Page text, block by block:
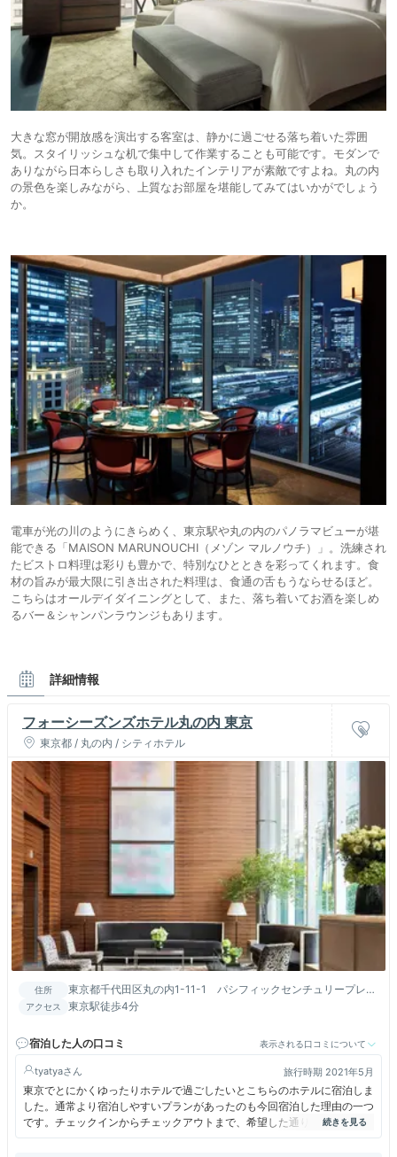
大きな窓が開放感を演出する客室は、静かに過ごせる落ち着いた雰囲
気。スタイリッシュな机で集中して作業することも可能です。モダンで
ありながら日本らしさも取り入れたインテリアが素敵ですよね。丸の内
の景色を楽しみながら、上質なお部屋を堪能してみてはいかがでしょう
か。
電車が光の川のようにきらめく、東京駅や丸の内のパノラマビューが堪
能できる「MAISON MARUNOUCHI（メゾン マルノウチ）」。洗練され
たビストロ料理は彩りも豊かで、特別なひとときを彩ってくれます。食
材の旨みが最大限に引き出された料理は、食通の舌もうならせるほど。
こちらはオールデイダイニングとして、また、落ち着いてお酒を楽しめ
るバー＆シャンパンラウンジもあります。
詳細情報
フォーシーズンズホテル丸の内 東京
東京都 / 丸の内 / シティホテル
住所
東京都千代田区丸の内1-11-1 パシフィックセンチュリープレイ
ス丸の内
アクセス 東京駅徒歩4分
宿泊した人の口コミ 表示される口コミについて
tyatya 旅行時期 2021年5月
東京でとにかくゆったりホテルで過ごしたいとこちらのホテルに宿泊しま
した。通常より宿泊しやすいプランがあったのも今回宿泊した理由の一つ
です。チェックインからチェックアウトまで、希望した通りの贅沢な時間
が過ごせました。部屋からは行き交う新幹線を見ながら旅気分を味わえま